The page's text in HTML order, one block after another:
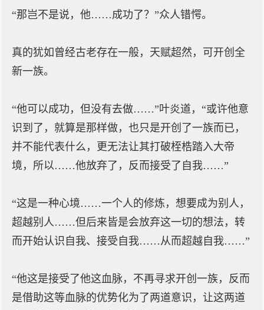
“那岂不是说，他……成功了？”众人错愕。
真的犹如曾经古老存在一般，天赋超然，可开创全
新一族。
“他可以成功，但没有去做……”叶炎道，“或许他意
识到了，就算是那样做，也只是开创了一族而已，
并不能代表什么，更无法让其打破桎梏踏入大帝
境，所以……他放弃了，反而接受了自我……”
“这是一种心境……一个人的修炼，想要成为别人，
超越别人……但后来皆是会放弃这一切的想法，转
而开始认识自我、接受自我……从而超越自我……”
“他这是接受了他这血脉，不再寻求开创一族，反而
是借助这等血脉的优势化为了两道意识，让这两道